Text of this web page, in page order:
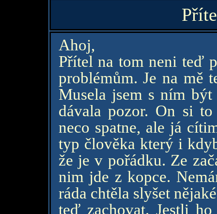
Ahoj,
Přítel na tom neni teď
problémům. Je na mě
Musela jsem s ním
dávala pozor. On si
neco spatne, ale já
typ člověka který i
že je v pořádku. Ze
nim jde z kopce.
ráda chtěla slyšet
teď zachovat. Jestli